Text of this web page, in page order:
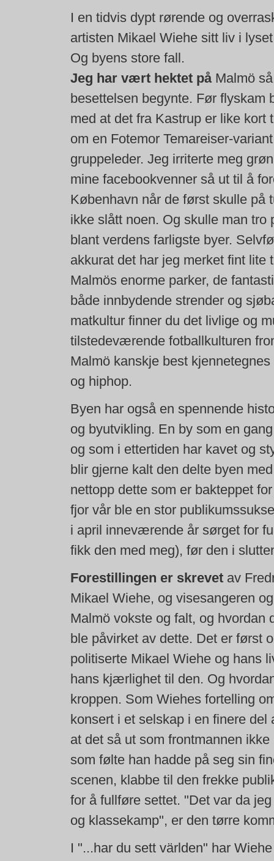
I en tidvis dypt rørende og
artisten Mikael Wiehe sitt liv i
Og byens store fall.
Jeg har vært hektet påMalmö så
besettelsen begynte. Før flyskam
med at det fra Kastrup er like
om en Fotemor Temareiser-
gruppeleder. Jeg irriterte meg
mine facebookvenner så ut til å
København når de først skulle på
ikke slått noen. Og skulle man
blant verdens farligste byer.
akkurat det har jeg merket fint lite
Malmös enorme parker, de
både innbydende strender og
matkultur finner du det livlige og
tilstedeværende fotballkulturen
Malmö kanskje best
og hiphop.
Byen har også en spennende
og byutvikling. En by som en
og som i ettertiden har kavet og
blir gjerne kalt den delte byen
nettopp dette som er bakteppet
fjor vår ble en stor
i april inneværende år sørget for
fikk den med meg), før den i
Forestillingen er skrevet av
Mikael Wiehe, og visesangeren
Malmö vokste og falt, og hvordan
ble påvirket av dette. Det er først
politiserte Mikael Wiehe og hans
hans kjærlighet til den. Og
kroppen. Som Wiehes fortelling
konsert i et selskap i en finere
at det så ut som frontmannen
som følte han hadde på seg sin
scenen, klabbe til den frekke
for å fullføre settet. "Det var da
og klassekamp", er den tørre
I "...har du sett världen" har